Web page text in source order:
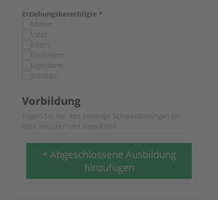
Erziehungsberechtigte *
Mutter
Vater
Eltern
Großeltern
Jugendamt
Sonstige
Vorbildung
Tragen Sie hier ihre bisherige Schulausbildungen ein –
Bitte anklicken und auswählen!
+ Abgeschlossene Ausbildung
hinzufügen